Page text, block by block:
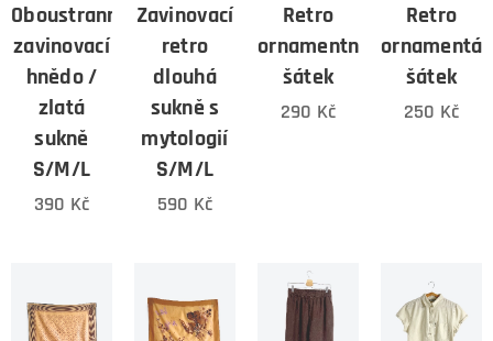
Oboustranná
zavinovací
hnědo /
zlatá
sukně
S/M/L
390 Kč
Zavinovací
retro
dlouhá
sukně s
mytologií
S/M/L
590 Kč
Retro
ornamentnální
šátek
290 Kč
Retro
šátek
250 Kč